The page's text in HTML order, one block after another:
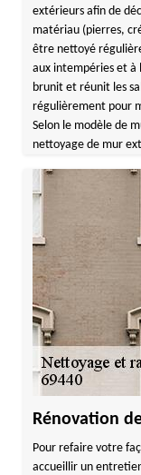
extérieurs afin de
matériau (pierres,
être nettoyé
aux intempéries et
brunit et réunit les
régulièrement pour
Selon le modèle de
nettoyage de mur
Rénovation
Pour refaire votre
accueillir un